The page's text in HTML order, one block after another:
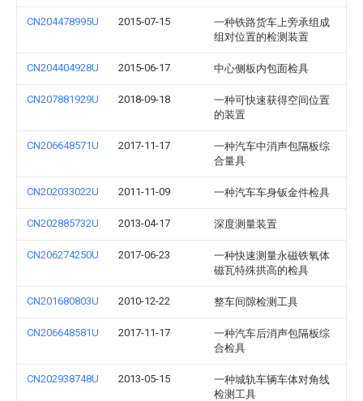
CN204478995U 2015-07-15
一种铁路货车上旁承组成
组对位置的检测装置
CN204404928U 2015-06-17 中心侧板内包面检具
CN207881929U 2018-09-18
一种可快速获得空间位置
的装置
CN206648571U 2017-11-17
一种汽车中消声包隔板综
合量具
CN202033022U 2011-11-09 一种汽车车身钣金件检具
CN202885732U 2013-04-17 深度测量装置
CN206274250U 2017-06-23
一种快速测量永磁铁氧体
磁瓦特殊拱高的检具
CN201680803U 2010-12-22 整车间隙检测工具
CN206648581U 2017-11-17
一种汽车后消声包隔板综
合检具
CN202938748U 2013-05-15
一种城轨车辆车体对角线
检测工具